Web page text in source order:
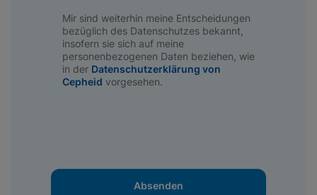
Mir sind weiterhin meine Entscheidungen
bezüglich des Datenschutzes bekannt,
insofern sie sich auf meine
personenbezogenen Daten beziehen, wie
in der Datenschutzerklärung von
Cepheid vorgesehen.
Absenden